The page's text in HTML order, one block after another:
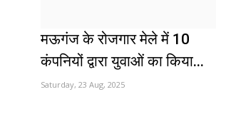
मऊगंज के रोजगार मेले में 10
कंपनियों द्वारा युवाओं का किया...
Saturday, 23 Aug, 2025